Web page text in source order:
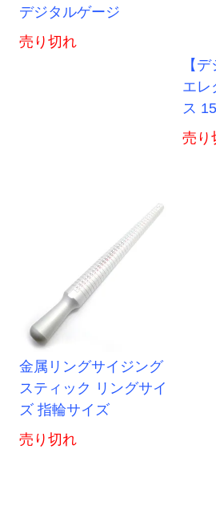
デジタルゲージ
売り切れ
【
エレ
ス
売り
金属リングサイジング
スティック リングサイ
ズ 指輪サイズ
売り切れ